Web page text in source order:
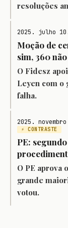
resoluções
2025. julho
Moção de
sim, 360
O Fidesz
Leyen com o
falha.
2025.
⚡ CONTRASTE
PE:
O PE aprova
grande
votou.